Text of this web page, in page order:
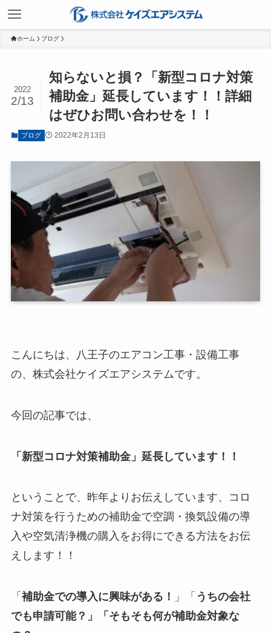
ホーム ブログ
知らないと損？「新型コロナ対策
補助金」延長しています！！詳細
はぜひお問い合わせを！！
2022
2/13
ブログ 2022年2月13日
こんにちは、八王子のエアコン工事・設備工事
の、株式会社ケイズエアシステムです。
今回の記事では、
「新型コロナ対策補助金」延長しています！！
ということで、昨年よりお伝えしています、コロ
ナ対策を行うための補助金で空調・換気設備の導
入や空気清浄機の購入をお得にできる方法をお伝
えします！！
「 補助金での導入に興味がある！ 」「 うちの会社
でも申請可能？」「そもそも何が補助金対象な